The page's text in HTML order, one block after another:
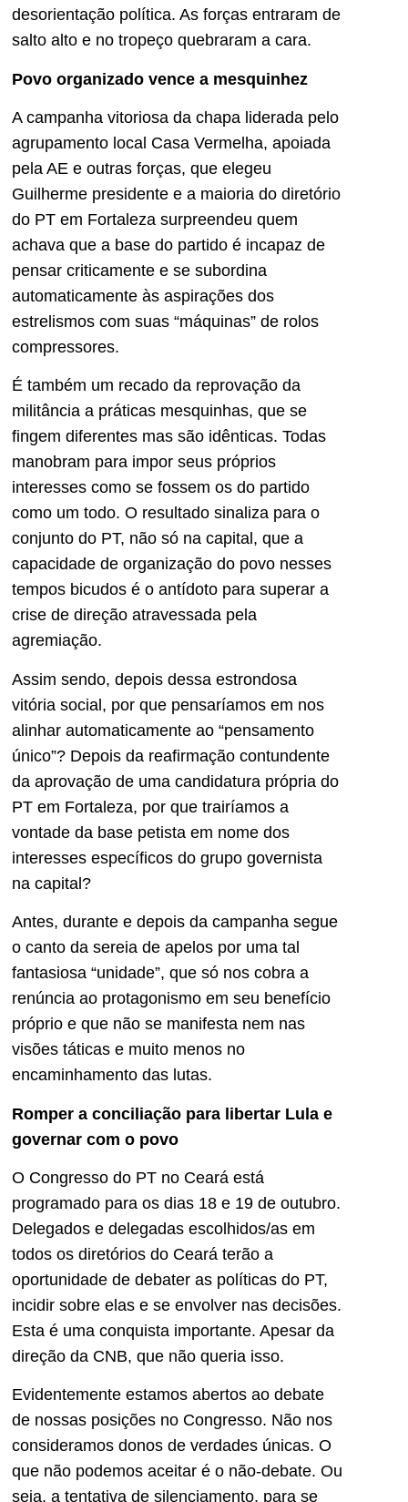
desorientação política. As forças entraram de
salto alto e no tropeço quebraram a cara.
Povo organizado vence a mesquinhez
A campanha vitoriosa da chapa liderada pelo
agrupamento local Casa Vermelha, apoiada
pela AE e outras forças, que elegeu
Guilherme presidente e a maioria do diretório
do PT em Fortaleza surpreendeu quem
achava que a base do partido é incapaz de
pensar criticamente e se subordina
automaticamente às aspirações dos
estrelismos com suas “máquinas” de rolos
compressores.
É também um recado da reprovação da
militância a práticas mesquinhas, que se
fingem diferentes mas são idênticas. Todas
manobram para impor seus próprios
interesses como se fossem os do partido
como um todo. O resultado sinaliza para o
conjunto do PT, não só na capital, que a
capacidade de organização do povo nesses
tempos bicudos é o antídoto para superar a
crise de direção atravessada pela
agremiação.
Assim sendo, depois dessa estrondosa
vitória social, por que pensaríamos em nos
alinhar automaticamente ao “pensamento
único”? Depois da reafirmação contundente
da aprovação de uma candidatura própria do
PT em Fortaleza, por que trairíamos a
vontade da base petista em nome dos
interesses específicos do grupo governista
na capital?
Antes, durante e depois da campanha segue
o canto da sereia de apelos por uma tal
fantasiosa “unidade”, que só nos cobra a
renúncia ao protagonismo em seu benefício
próprio e que não se manifesta nem nas
visões táticas e muito menos no
encaminhamento das lutas.
Romper a conciliação para libertar Lula e
governar com o povo
O Congresso do PT no Ceará está
programado para os dias 18 e 19 de outubro.
Delegados e delegadas escolhidos/as em
todos os diretórios do Ceará terão a
oportunidade de debater as políticas do PT,
incidir sobre elas e se envolver nas decisões.
Esta é uma conquista importante. Apesar da
direção da CNB, que não queria isso.
Evidentemente estamos abertos ao debate
de nossas posições no Congresso. Não nos
consideramos donos de verdades únicas. O
que não podemos aceitar é o não-debate. Ou
seja, a tentativa de silenciamento, para se